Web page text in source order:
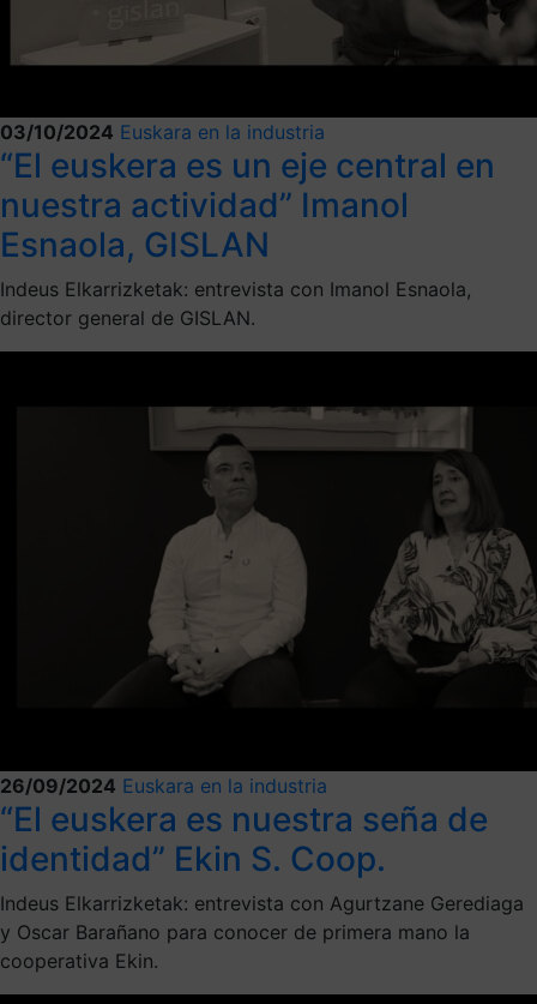
03/10/2024 Euskara en la industria
“El euskera es un eje central en
nuestra actividad” Imanol
Esnaola, GISLAN
Indeus Elkarrizketak: entrevista con Imanol Esnaola,
director general de GISLAN.
26/09/2024 Euskara en la industria
“El euskera es nuestra seña de
identidad” Ekin S. Coop.
Indeus Elkarrizketak: entrevista con Agurtzane Gerediaga
y Oscar Barañano para conocer de primera mano la
cooperativa Ekin.